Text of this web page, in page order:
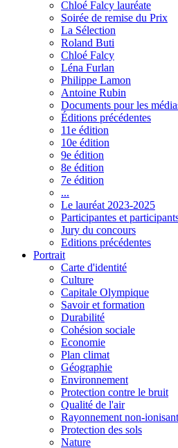
Chloé Falcy lauréate
Soirée de remise du Prix
La Sélection
Roland Buti
Chloé Falcy
Léna Furlan
Philippe Lamon
Antoine Rubin
Documents pour les
Éditions précédentes
11e édition
10e édition
9e édition
8e édition
7e édition
...
Le lauréat 2023-2025
Participantes et
Jury du concours
Editions précédentes
Portrait
Carte d'identité
Culture
Capitale Olympique
Savoir et formation
Durabilité
Cohésion sociale
Economie
Plan climat
Géographie
Environnement
Protection contre le bruit
Qualité de l'air
Rayonnement non-ionisant
Protection des sols
Nature